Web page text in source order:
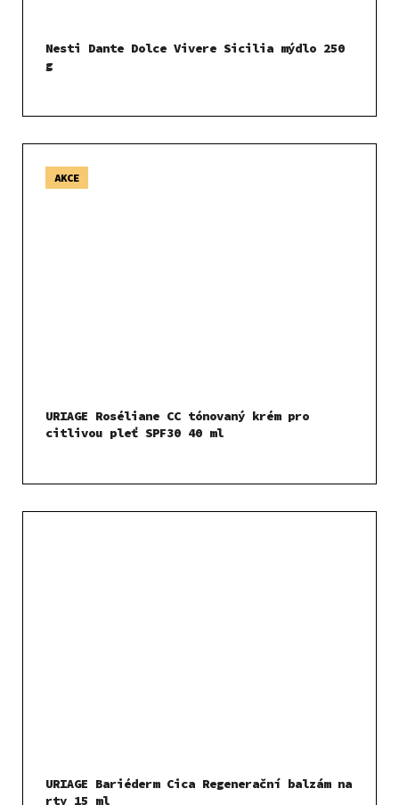
Nesti Dante Dolce Vivere Sicilia mýdlo 250
g
AKCE
URIAGE Roséliane CC tónovaný krém pro
citlivou pleť SPF30 40 ml
URIAGE Bariéderm Cica Regenerační balzám na
rty 15 ml